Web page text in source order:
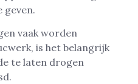
vaak worden
is het belangrijk
te laten drogen